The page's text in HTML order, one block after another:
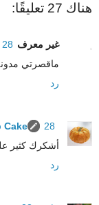
هناك 27 تعليقًا:
غير معرف 28 نوفمبر 2011 في 3:04 م
ماقصرتي
رد
Cake
28 نوفمبر 2011 في 7:14 م
أشكرك كثير
رد